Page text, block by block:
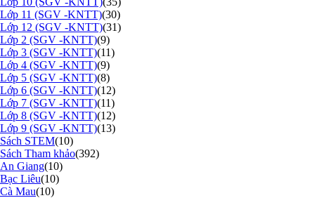
Lớp 11 (SGV -KNTT)(30)
Lớp 12 (SGV -KNTT)(31)
Lớp 2 (SGV -KNTT)(9)
Lớp 3 (SGV -KNTT)(11)
Lớp 4 (SGV -KNTT)(9)
Lớp 5 (SGV -KNTT)(8)
Lớp 6 (SGV -KNTT)(12)
Lớp 7 (SGV -KNTT)(11)
Lớp 8 (SGV -KNTT)(12)
Lớp 9 (SGV -KNTT)(13)
Sách STEM(10)
Sách Tham khảo(392)
An Giang(10)
Bạc Liêu(10)
Cà Mau(10)